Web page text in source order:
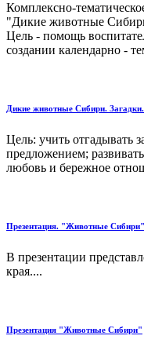
Комплексно-
"Дикие животные
Цель - помощь
создании календарно -
Дикие животные Сибири. Загадки.
Цель: учить отгадывать
предложением;
любовь и бережное
Презентация. "Животные
В презентации
края....
Презентация "Животные Сибири"